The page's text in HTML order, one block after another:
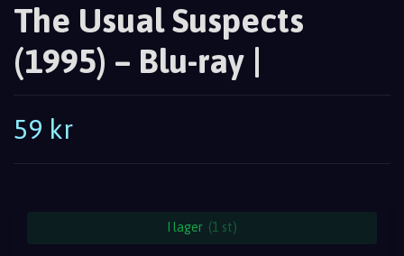
The Usual Suspects
(1995) – Blu-ray |
59 kr
I lager (1 st)